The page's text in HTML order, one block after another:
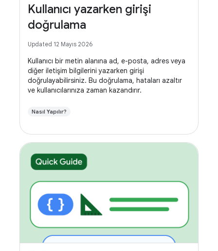
Kullanıcı yazarken girişi
doğrulama
Updated 12 Mayıs 2026
Kullanıcı bir metin alanına ad, e-posta, adres veya
diğer iletişim bilgilerini yazarken girişi
doğrulayabilirsiniz. Bu doğrulama, hataları azaltır
ve kullanıcılarınıza zaman kazandırır.
Nasıl Yapılır?